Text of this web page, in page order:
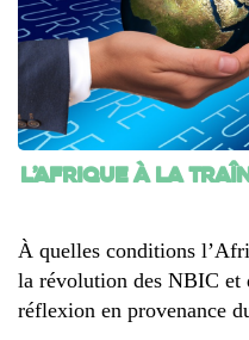
L’Afrique à la
À quelles conditions
la révolution des NBIC et
réflexion en provenance